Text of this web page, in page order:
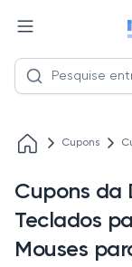
Cupons
Cupons da
Teclados
Mouses